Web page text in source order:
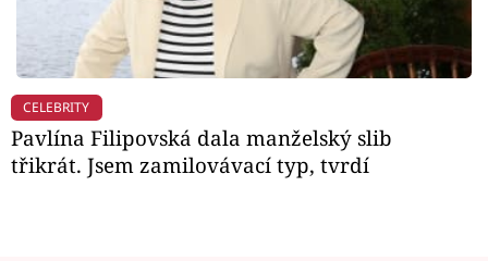
CELEBRITY
Pavlína Filipovská dala manželský slib
třikrát. Jsem zamilovávací typ, tvrdí